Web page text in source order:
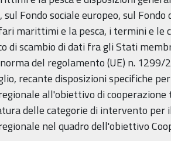
sul Fondo sociale europeo, sul Fondo
marittimi e la pesca, i termini e le
di scambio di dati fra gli Stati
del regolamento (UE) n.
recante disposizioni specifiche
all'obiettivo di
delle categorie di intervento per
nel quadro dell'obiettivo